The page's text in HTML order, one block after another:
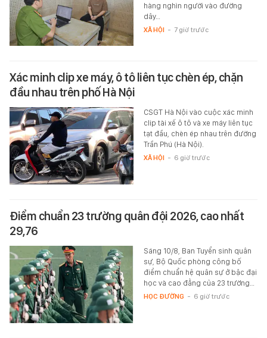
hàng nghìn người vào đường
dây…
XÃ HỘI - 7 giờ trước
Xác minh clip xe máy, ô tô liên tục chèn ép, chặn
đầu nhau trên phố Hà Nội
CSGT Hà Nội vào cuộc xác minh
clip tài xế ô tô và xe máy liên tục
tạt đầu, chèn ép nhau trên đường
Trần Phú (Hà Nội).
XÃ HỘI - 6 giờ trước
Điểm chuẩn 23 trường quân đội 2026, cao nhất
29,76
Sáng 10/8, Ban Tuyển sinh quân
sự, Bộ Quốc phòng công bố
điểm chuẩn hệ quân sự ở bậc đại
học và cao đẳng của 23 trường…
HỌC ĐƯỜNG - 6 giờ trước